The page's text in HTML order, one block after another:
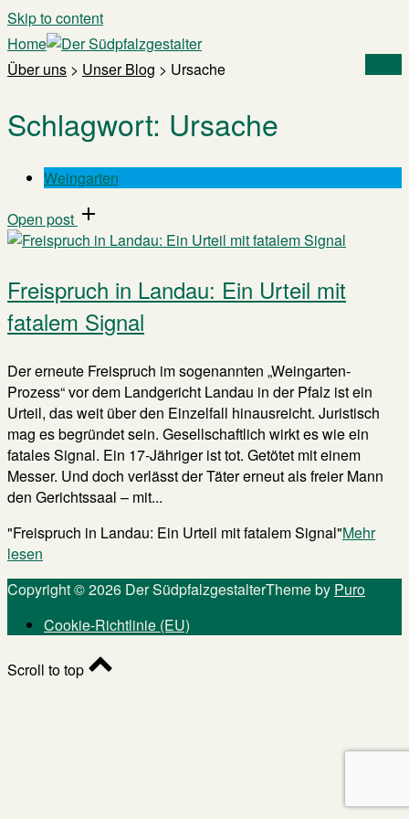
Skip to content
Home
Über uns > Unser Blog > Ursache
Schlagwort: Ursache
Weingarten
Open post
Freispruch in Landau: Ein Urteil mit
fatalem Signal
Der erneute Freispruch im sogenannten „Weingarten-
Prozess“ vor dem Landgericht Landau in der Pfalz ist ein
Urteil, das weit über den Einzelfall hinausreicht. Juristisch
mag es begründet sein. Gesellschaftlich wirkt es wie ein
fatales Signal. Ein 17-Jähriger ist tot. Getötet mit einem
Messer. Und doch verlässt der Täter erneut als freier Mann
den Gerichtssaal – mit...
"Freispruch in Landau: Ein Urteil mit fatalem Signal"Mehr
lesen
Copyright © 2026 Der SüdpfalzgestalterTheme by Puro
Cookie-Richtlinie (EU)
Scroll to top